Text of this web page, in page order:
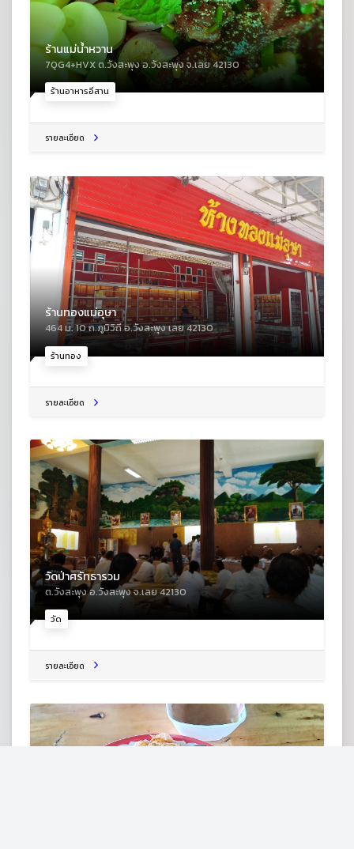
ร้านอาหารอีสาน
ร้านแม่น้ำหวาน
7QG4+HVX ต.วังสะพุง อ.วังสะพุง จ.เลย 42130
รายละเอียด
ร้านทอง
ร้านทองแม่อุษา
464 ม. 10 ถ.ภูมิวิถี อ.วังสะพุง เลย 42130
รายละเอียด
วัด
วัดป่าศรัทธารวม
ต.วังสะพุง อ.วังสะพุง จ.เลย 42130
รายละเอียด